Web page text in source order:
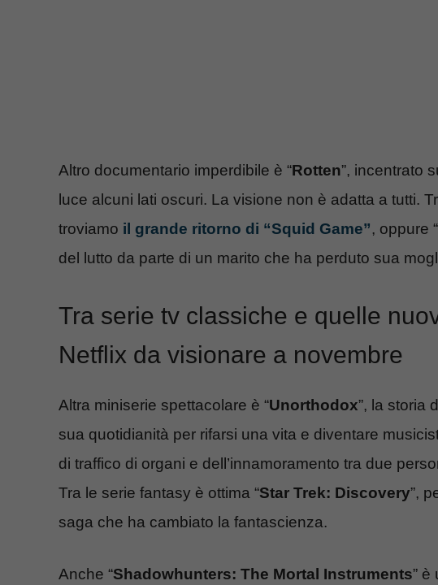
Altro documentario imperdibile è “Rotten”, incentrato
luce alcuni lati oscuri. La visione non è adatta a tutti.
troviamo il grande ritorno di “Squid Game”, oppure “
del lutto da parte di un marito che ha perduto sua
Tra serie tv classiche e quelle
Netflix da visionare a novembre
Altra miniserie spettacolare è “Unorthodox”, la storia
sua quotidianità per rifarsi una vita e diventare
di traffico di organi e dell’innamoramento tra due
Tra le serie fantasy è ottima “Star Trek: Discovery”,
saga che ha cambiato la fantascienza.
Anche “Shadowhunters: The Mortal Instruments” è